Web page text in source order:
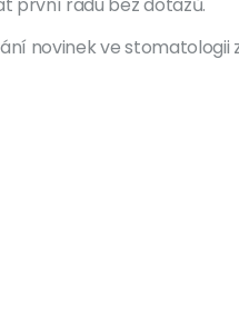
novinek ve stomatologii